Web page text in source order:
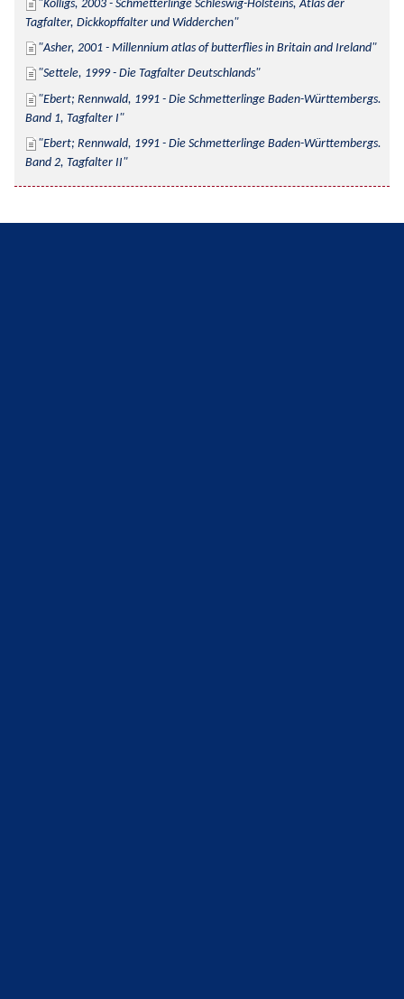
Kolligs, 2003 - Schmetterlinge Schleswig-Holsteins, Atlas der
Tagfalter, Dickkopffalter und Widderchen
Asher, 2001 - Millennium atlas of butterflies in Britain and Ireland
Settele, 1999 - Die Tagfalter Deutschlands
Ebert; Rennwald, 1991 - Die Schmetterlinge Baden-Württembergs.
Band 1, Tagfalter I
Ebert; Rennwald, 1991 - Die Schmetterlinge Baden-Württembergs.
Band 2, Tagfalter II